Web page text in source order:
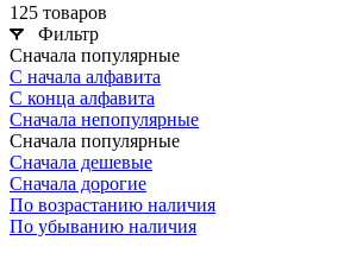
125 товаров
Фильтр
Сначала популярные
С начала алфавита
С конца алфавита
Сначала непопулярные
Сначала популярные
Сначала дешевые
Сначала дорогие
По возрастанию наличия
По убыванию наличия